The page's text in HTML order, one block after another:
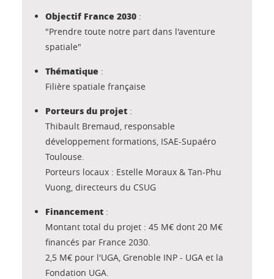
Objectif France 2030 :
"Prendre toute notre part dans l'aventure
spatiale"
Thématique :
Filière spatiale française
Porteurs du projet :
Thibault Bremaud, responsable
développement formations, ISAE-Supaéro
Toulouse.
Porteurs locaux : Estelle Moraux & Tan-Phu
Vuong, directeurs du CSUG
Financement :
Montant total du projet : 45 M€ dont 20 M€
financés par France 2030.
2,5 M€ pour l'UGA, Grenoble INP - UGA et la
Fondation UGA.